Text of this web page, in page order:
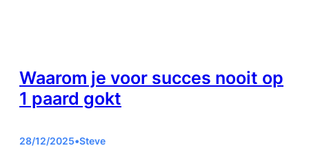
Waarom je voor succes nooit op
1 paard gokt
28/12/2025•Steve